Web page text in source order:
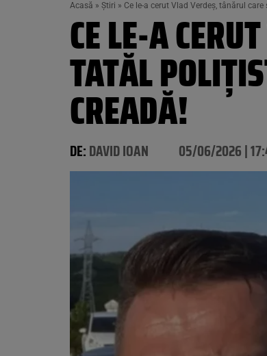
Acasă » Știri » Ce le-a cerut Vlad Verdeș, tânărul
CE LE-A
TATĂL
CREADĂ!
DE:DAVID IOAN 05/06/2026 |